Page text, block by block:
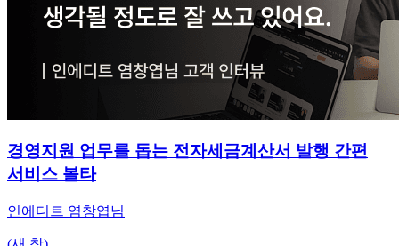
경영지원 업무를 돕는 전자세금계산서 발행 간편
서비스 볼타
인에디트 염창엽님